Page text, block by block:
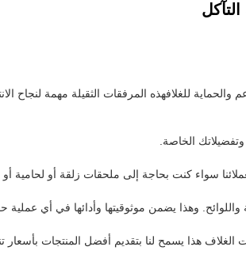
للغلافهذه المرفقات الثقيلة مهمة لنجاح
الخاصة.
سواء كنت بحاجة إلى ملحقات زلقة أو لحامية
هذا يسمح لنا بتقديم أفضل المنتجات بأسعار